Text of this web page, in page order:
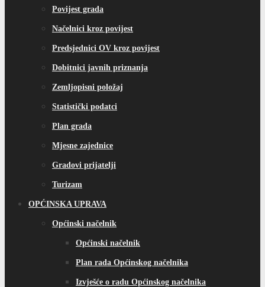
Povijest grada
Načelnici kroz povijest
Predsjednici OV kroz povijest
Dobitnici javnih priznanja
Zemljopisni položaj
Statistički podatci
Plan grada
Mjesne zajednice
Gradovi prijatelji
Turizam
OPĆINSKA UPRAVA
Općinski načelnik
Općinski načelnik
Plan rada Općinskog načelnika
Izvješće o radu Općinskog načelnika